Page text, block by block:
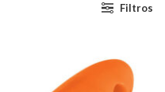
Filtros